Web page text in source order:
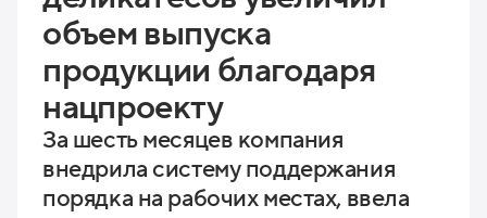
объем выпуска
продукции благодаря
нацпроекту
За шесть месяцев компания
внедрила систему поддержания
порядка на рабочих местах, ввела